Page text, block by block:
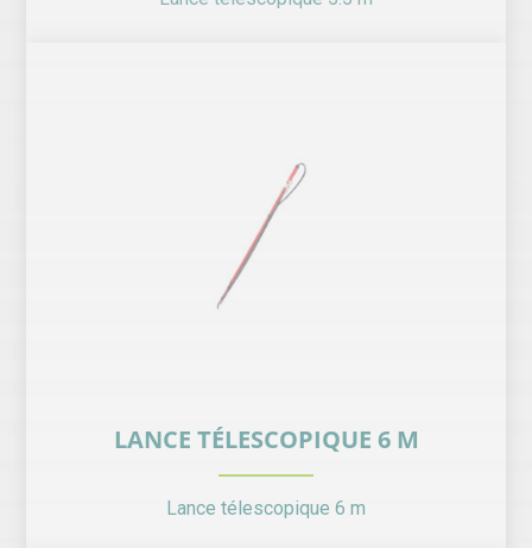
LANCE TÉLESCOPIQUE 6 M
Lance télescopique 6 m